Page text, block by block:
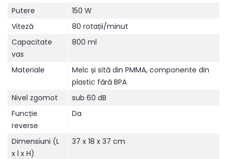
Putere
150 W
Viteză
80 rotații/minut
Capacitate
vas
800 ml
Materiale
Melc și sită din PMMA, componente din
plastic fără BPA
Nivel zgomot
sub 60 dB
Funcție
reverse
Da
Dimensiuni (L
x l x H)
37 x 18 x 37 cm